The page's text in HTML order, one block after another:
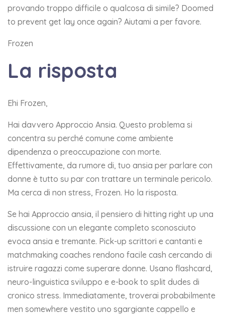
provando troppo difficile o qualcosa di simile? Doomed
to prevent get lay once again? Aiutami a per favore.
Frozen
La risposta
Ehi Frozen,
Hai davvero Approccio Ansia. Questo problema si
concentra su perché comune come ambiente
dipendenza o preoccupazione con morte.
Effettivamente, da rumore di, tuo ansia per parlare con
donne è tutto su par con trattare un terminale pericolo.
Ma cerca di non stress, Frozen. Ho la risposta.
Se hai Approccio ansia, il pensiero di hitting right up una
discussione con un elegante completo sconosciuto
evoca ansia e tremante. Pick-up scrittori e cantanti e
matchmaking coaches rendono facile cash cercando di
istruire ragazzi come superare donne. Usano flashcard,
neuro-linguistica sviluppo e e-book to split dudes di
cronico stress. Immediatamente, troverai probabilmente
men somewhere vestito uno sgargiante cappello e